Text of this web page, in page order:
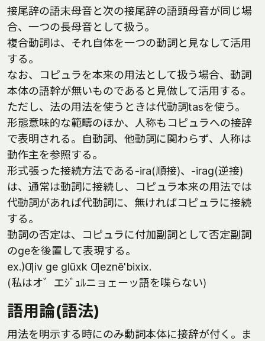
接尾辞の語末母音と次の接尾辞の語頭母音が同じ場
合、一つの長母音として扱う。
複合動詞は、それ自体を一つの動詞と見なして活用
する。
なお、コピュラを本来の用法として扱う場合、動詞
本体の語幹が無いものであると見做して活用する。
ただし、法の用法を使うときは代動詞tasを使う。
形態意味的な範疇のほか、人称もコピュラへの接辞
で表明される。自動詞、他動詞に関わらず、人称は
動作主を参照する。
形式張った接続方法である-ira(順接)、-irag(逆接)
は、通常は動詞に接続し、コピュラ本来の用法では
代動詞があれば代動詞に、無ければコピュラに接続
する。
動詞の否定は、コピュラに付加副詞として否定副詞
のgeを後置して表現する。
ex.)Ƣiv ge glūxk Ƣeznē'bixix.
(私はオ゛エｼﾞｭﾙニョェーッ語を喋らない)
語用論(語法)
用法を明示する時にのみ動詞本体に接辞が付く。ま